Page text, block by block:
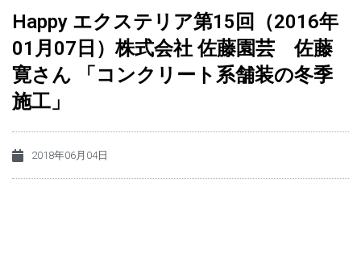
Happy エクステリア第15回（2016年
01月07日）株式会社 佐藤園芸 佐藤
寛さん 「コンクリート系舗装の冬季
施工」
2018年06月04日